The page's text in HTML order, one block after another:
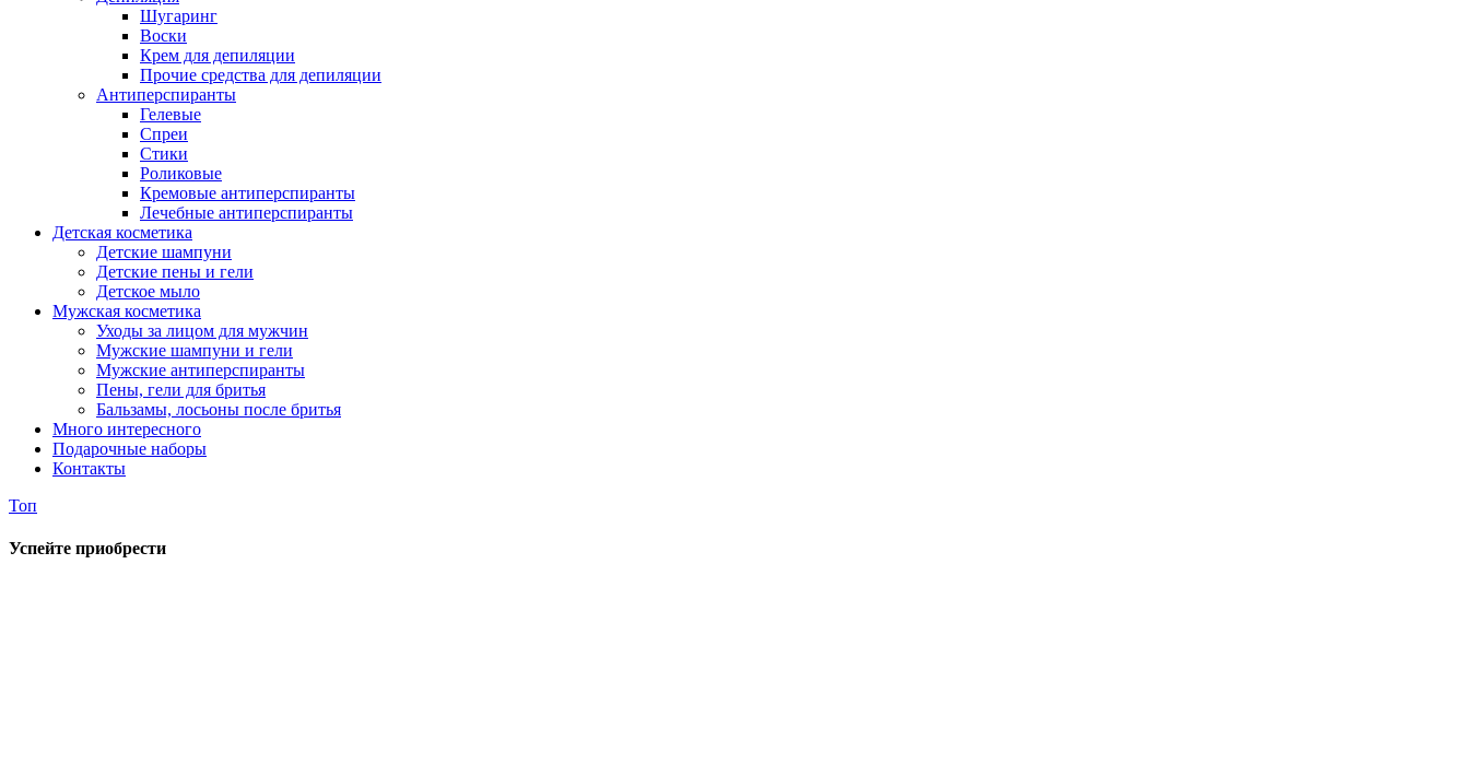
Шугаринг
Воски
Крем для депиляции
Прочие средства для депиляции
Антиперспиранты
Гелевые
Спреи
Стики
Роликовые
Кремовые антиперспиранты
Лечебные антиперспиранты
Детская косметика
Детские шампуни
Детские пены и гели
Детское мыло
Мужская косметика
Уходы за лицом для мужчин
Мужские шампуни и гели
Мужские антиперспиранты
Пены, гели для бритья
Бальзамы, лосьоны после бритья
Много интересного
Подарочные наборы
Контакты
Топ
Успейте приобрести